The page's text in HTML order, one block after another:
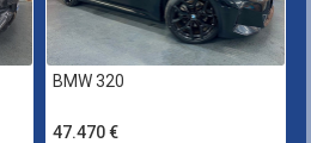
BMW 320
47.470 €